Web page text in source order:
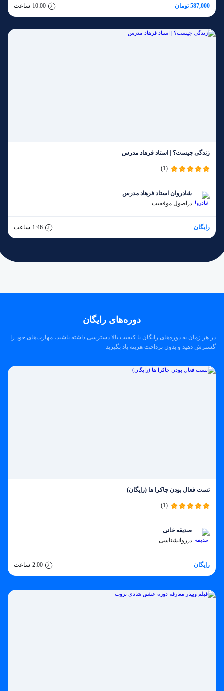
587,000 تومان 10:00 ساعت
زندگی چیست؟ | استاد فرهاد مدرس
(1)
شادروان استاد فرهاد مدرس
در اصول موفقیت
رایگان 1:46 ساعت
دوره‌های رایگان
در هر زمان به دوره‌های رایگان با کیفیت بالا دسترسی داشته باشید، مهارت‌های خود را
گسترش دهید و بدون پرداخت هزینه یاد بگیرید
تست فعال بودن چاکرا ها (رایگان)
(1)
صدیقه خانی
در روانشناسی
رایگان 2:00 ساعت